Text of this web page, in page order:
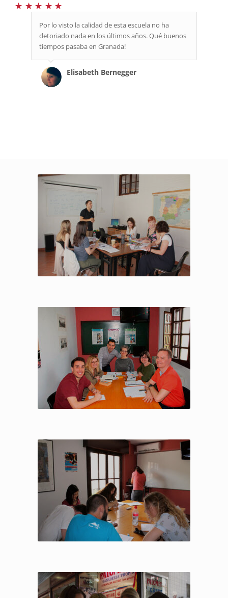
Por lo visto la calidad de esta escuela no ha
detoriado nada en los últimos años. Qué buenos
tiempos pasaba en Granada!
Elisabeth Bernegger